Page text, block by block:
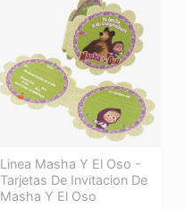
Linea Masha Y El Oso -
Tarjetas De Invitacion De
Masha Y El Oso